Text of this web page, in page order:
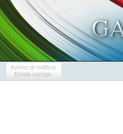
Avviso di rettifica
Errata corrige